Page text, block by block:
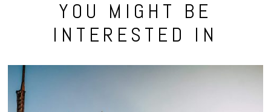
YOU MIGHT BE
INTERESTED IN